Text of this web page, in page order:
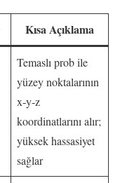
Kısa Açıklama
Temaslı prob ile
yüzey noktalarının
x‑y‑z
koordinatlarını alır;
yüksek hassasiyet
sağlar